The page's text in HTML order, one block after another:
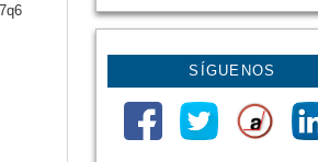
SÍGUENOS